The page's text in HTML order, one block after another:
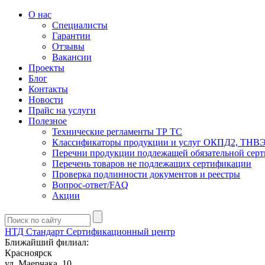
О нас
Специалисты
Гарантии
Отзывы
Вакансии
Проекты
Блог
Контакты
Новости
Прайс на услуги
Полезное
Технические регламенты ТР ТС
Классификаторы продукции и услуг ОКПД2,
Перечни продукции подлежащей обязательной
Перечень товаров не подлежащих сертификации
Проверка подлинности документов и реестры
Вопрос-ответ/FAQ
Акции
НТД Стандарт Сертификационный центр
Ближайший филиал:
Красноярск